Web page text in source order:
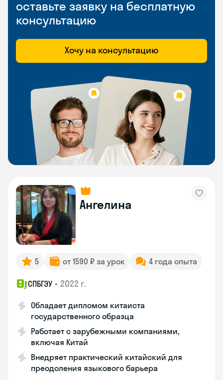
оставьте заявку на бесплатную
консультацию
Хочу на консультацию
Ангелина
5 от 1590 ₽ за урок 4 года опыта
СПБГЭУ • 2022 г.
Обладает дипломом китаиста
государственного образца
Работает с зарубежными компаниями,
включая Китай
Внедряет практический китайский для
преодоления языкового барьера